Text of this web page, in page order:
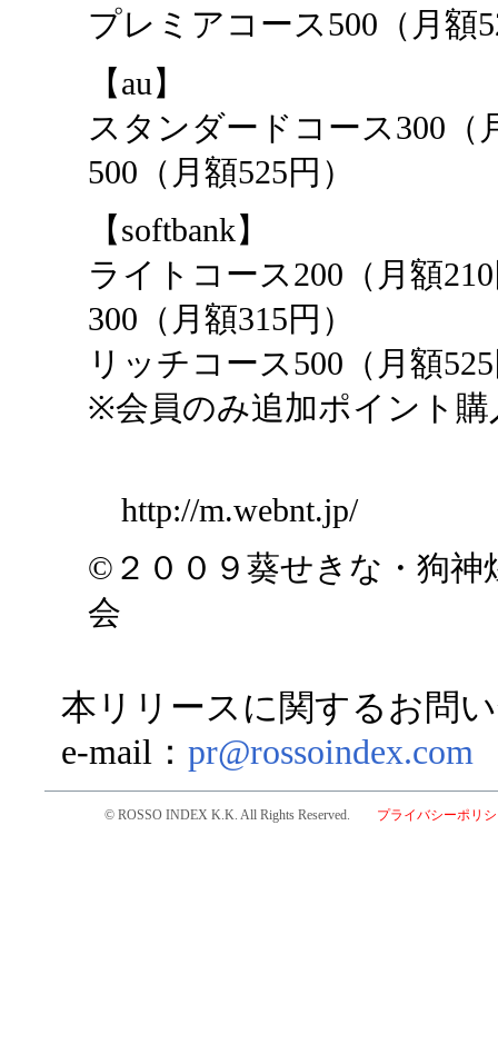
プレミアコース500（月額
【au】
スタンダードコース300（
500（月額525円）
【softbank】
ライトコース200（月額
300（月額315円）
リッチコース500（月額
※会員のみ追加ポイント購
http://m.webnt.jp/
©２００９葵せきな・狗神
会
本リリースに関するお問
e-mail： pr@rossoindex.com